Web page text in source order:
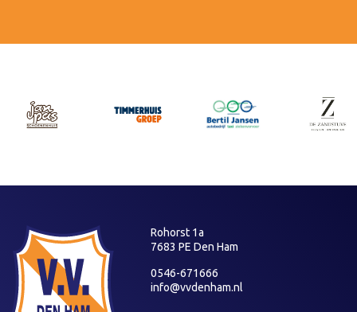
Rohorst 1a
7683 PE Den Ham
0546-671666
info@vvdenham.nl